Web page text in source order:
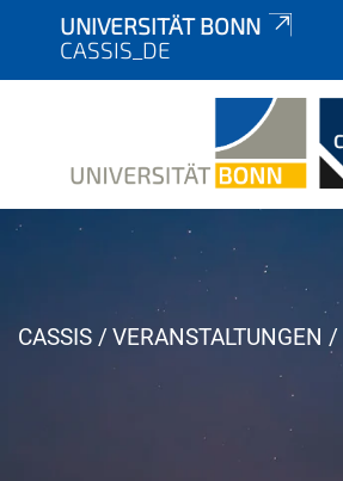
UNIVERSITÄT BONN
CASSIS_DE
Y
CASSIS VERANSTALTUNGEN